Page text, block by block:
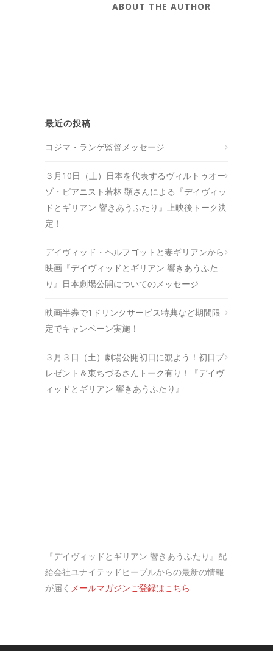
ABOUT THE AUTHOR
最近の投稿
コジマ・ランゲ監督メッセージ
３月10日（土）日本を代表するヴィルトゥオー
ゾ・ピアニスト若林 顕さんによる『デイヴィッ
ドとギリアン 響きあうふたり』上映後トーク決
定！
デイヴィッド・ヘルフゴットと妻ギリアンから
映画『デイヴィッドとギリアン 響きあうふた
り』日本劇場公開についてのメッセージ
映画半券で1ドリンクサービス特典など期間限
定でキャンペーン実施！
３月３日（土）劇場公開初日に観よう！初日プ
レゼント＆東ちづるさんトーク有り！『デイヴ
ィッドとギリアン 響きあうふたり』
『デイヴィッドとギリアン 響きあうふたり』配
給会社ユナイテッドピープルからの最新の情報
が届く メールマガジンご登録はこちら